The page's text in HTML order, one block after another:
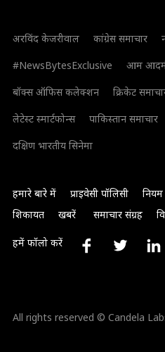
अरविंद केजरीवाल कांग्रेस समाचार
#NewsBytesExclusive
आम आदमी
बॉक्स ऑफिस कलेक्शन
क्रिकेट
लेटेस्ट स्मार्टफोन्स
पाकिस्तान समाचार
दक्षिण भारतीय सिनेमा
हमारे बारे में प्राइवेसी पॉलिसी नियम
शिकायत
खबरें समाचार संग्रह
हमें फॉलो करें
All rights reserved © Candela